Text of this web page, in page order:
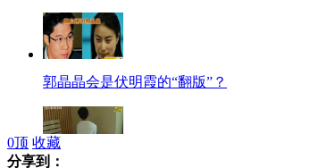
郭晶晶会是伏明霞的“翻版”？
0顶 收藏
分享到：